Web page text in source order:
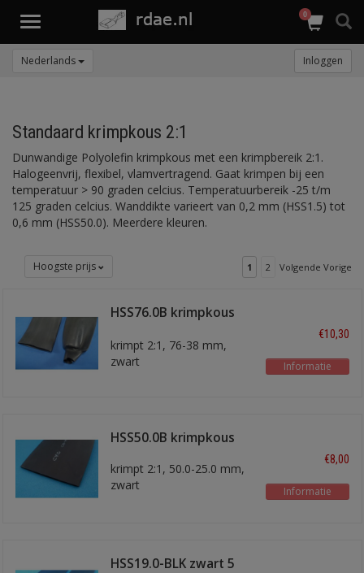
Toggle
0
Nederlands Inloggen
Standaard krimpkous 2:1
Dunwandige Polyolefin krimpkous met een krimpbereik 2:1.
Halogeenvrij, flexibel, vlamvertragend. Gaat krimpen bij een
temperatuur > 90 graden celcius. Temperatuurbereik -25 t/m
125 graden celcius. Wanddikte varieert van 0,2 mm (HSS1.5) tot
0,6 mm (HSS50.0). Meerdere kleuren.
Hoogste prijs 1 2 Volgende Vorige
HSS76.0B krimpkous
krimpt 2:1, 76-38 mm,
zwart
€10,30
Informatie
HSS50.0B krimpkous
krimpt 2:1, 50.0-25.0 mm,
zwart
€8,00
Informatie
HSS19.0-BLK zwart 5